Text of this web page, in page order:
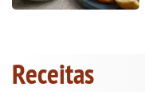
Receitas